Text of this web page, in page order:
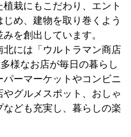
栽にもこだわり、エント
め、建物を取り巻くよう
を創出しています。
北には「ウルトラマン商店
様なお店が毎日の暮らし
ーマーケットやコンビニ
グルメスポット、おしゃ
ども充実し、暮らしの楽